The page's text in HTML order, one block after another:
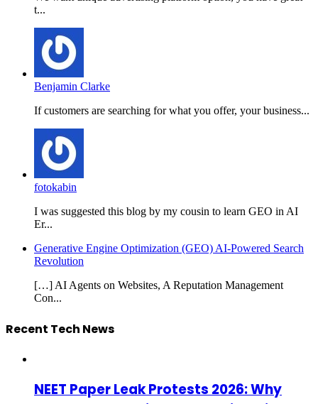
t...
Benjamin Clarke
If customers are searching for what you offer, your business...
fotokabin
I was suggested this blog by my cousin to learn GEO in AI
Er...
Generative Engine Optimization (GEO) AI-Powered Search
Revolution
[…] AI Agents on Websites, A Reputation Management
Con...
Recent Tech News
NEET Paper Leak Protests 2026: Why